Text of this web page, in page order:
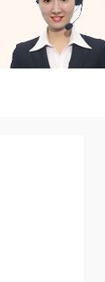
20人肾癌细胞